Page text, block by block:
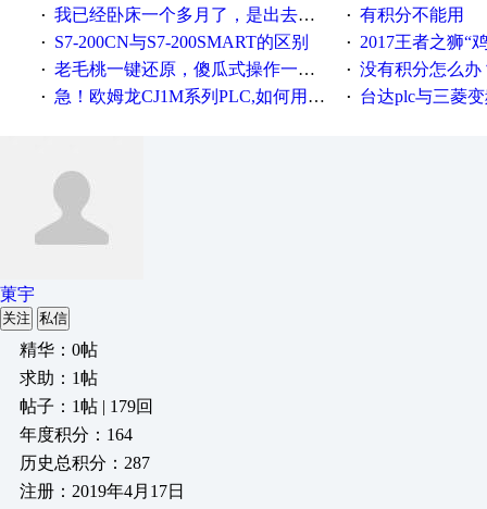
· 我已经卧床一个多月了，是出去安装机械手在高速遭遇车祸所致:大家工作都要特别注意啊 · 有积分不能用
· S7-200CN与S7-200SMART的区别 · 2017王者之狮“鸡”情签到
· 老毛桃一键还原，傻瓜式操作一键轻松备份还原；程序为向导式安装，一键即可实现自动备份或还原系统。 · 没有积分怎么办
· 急！欧姆龙CJ1M系列PLC,如何用时间控制变频器。要求时间在组态王中可以自由输入！拜托各位大神了！ · 台达plc与三菱
菄宇
关注 私信
精华：0帖
求助：1帖
帖子：1帖 | 179回
年度积分：164
历史总积分：287
注册：2019年4月17日